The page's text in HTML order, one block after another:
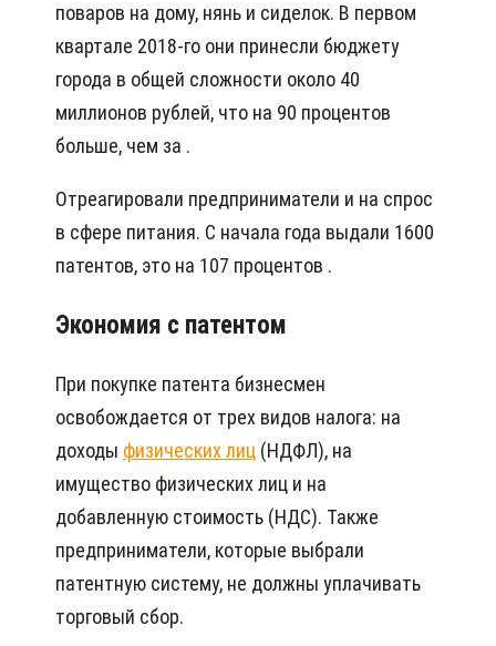
поваров на дому, нянь и сиделок. В первом
квартале 2018-го они принесли бюджету
города в общей сложности около 40
миллионов рублей, что на 90 процентов
больше, чем за .
Отреагировали предприниматели и на спрос
в сфере питания. С начала года выдали 1600
патентов, это на 107 процентов .
Экономия с патентом
При покупке патента бизнесмен
освобождается от трех видов налога: на
доходы физических лиц (НДФЛ), на
имущество физических лиц и на
добавленную стоимость (НДС). Также
предприниматели, которые выбрали
патентную систему, не должны уплачивать
торговый сбор.